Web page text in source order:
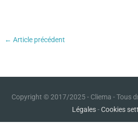
← Article précédent
Copyright © 2017/2025 - Cliema - Tous
Légales-Cookies